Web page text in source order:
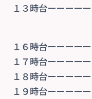
１３時台ーーーー
１６時台ーーーー
１７時台ーーーー
１８時台ーーーー
１９時台ーーーー